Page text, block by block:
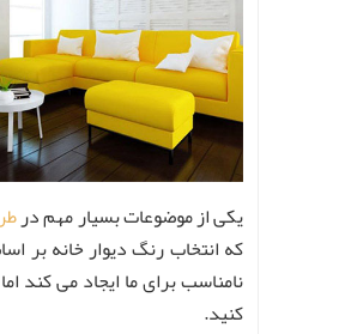
یکی از موضوعات بسیار مهم در
که انتخاب رنگ دیوار خانه بر
نامناسب برای ما ایجاد می ‌کند
کنید.